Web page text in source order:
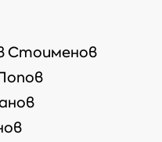
Стоименов